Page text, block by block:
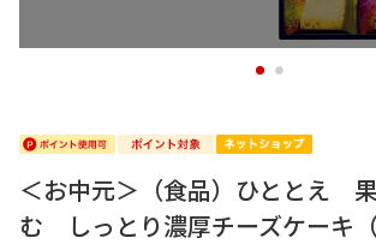
1 2
＜お中元＞（食品）ひととえ
む しっとり濃厚チーズケーキ（